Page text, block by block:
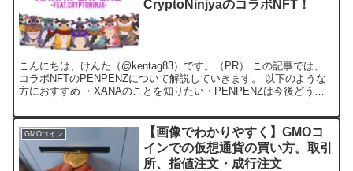
CryptoNinjyaのコラボNFT！
こんにちは、けんた（@kentag83）です。（PR） この記事では、
コラボNFTのPENPENZについて解説していきます。 以下のような
方におすすめ ・XANAのことを知りたい・PENPENZは今後どうな
GMOコイン
【画像でわかりやすく】GMOコ
インでの仮想通貨の買い方。取引
所、指値注文・成行注文